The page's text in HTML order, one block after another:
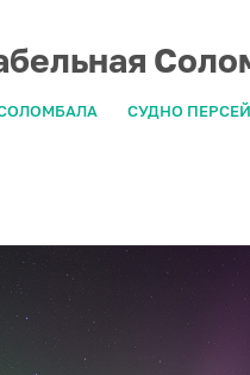
СУДНО ПЕРСЕЙ